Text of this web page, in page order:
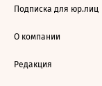
Подписка для юр.лиц
О компании
Редакция